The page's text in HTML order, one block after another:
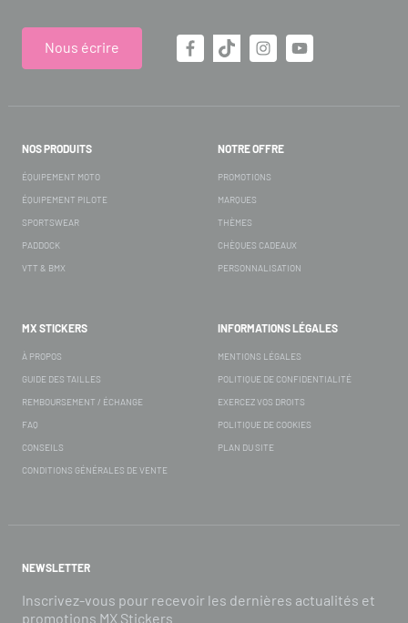
Nous écrire
NOS PRODUITS
ÉQUIPEMENT MOTO
ÉQUIPEMENT PILOTE
SPORTSWEAR
PADDOCK
VTT & BMX
NOTRE OFFRE
PROMOTIONS
MARQUES
THÈMES
CHÈQUES CADEAUX
PERSONNALISATION
MX STICKERS
À PROPOS
GUIDE DES TAILLES
REMBOURSEMENT / ÉCHANGE
FAQ
CONSEILS
CONDITIONS GÉNÉRALES DE VENTE
INFORMATIONS LÉGALES
MENTIONS LÉGALES
POLITIQUE DE CONFIDENTIALITÉ
EXERCEZ VOS DROITS
POLITIQUE DE COOKIES
PLAN DU SITE
NEWSLETTER
Inscrivez-vous pour recevoir les dernières actualités et
promotions MX Stickers.